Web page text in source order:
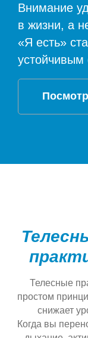
Внимание
в жизни, а
«Я есть»
Телесные
простом
снижает
Когда вы